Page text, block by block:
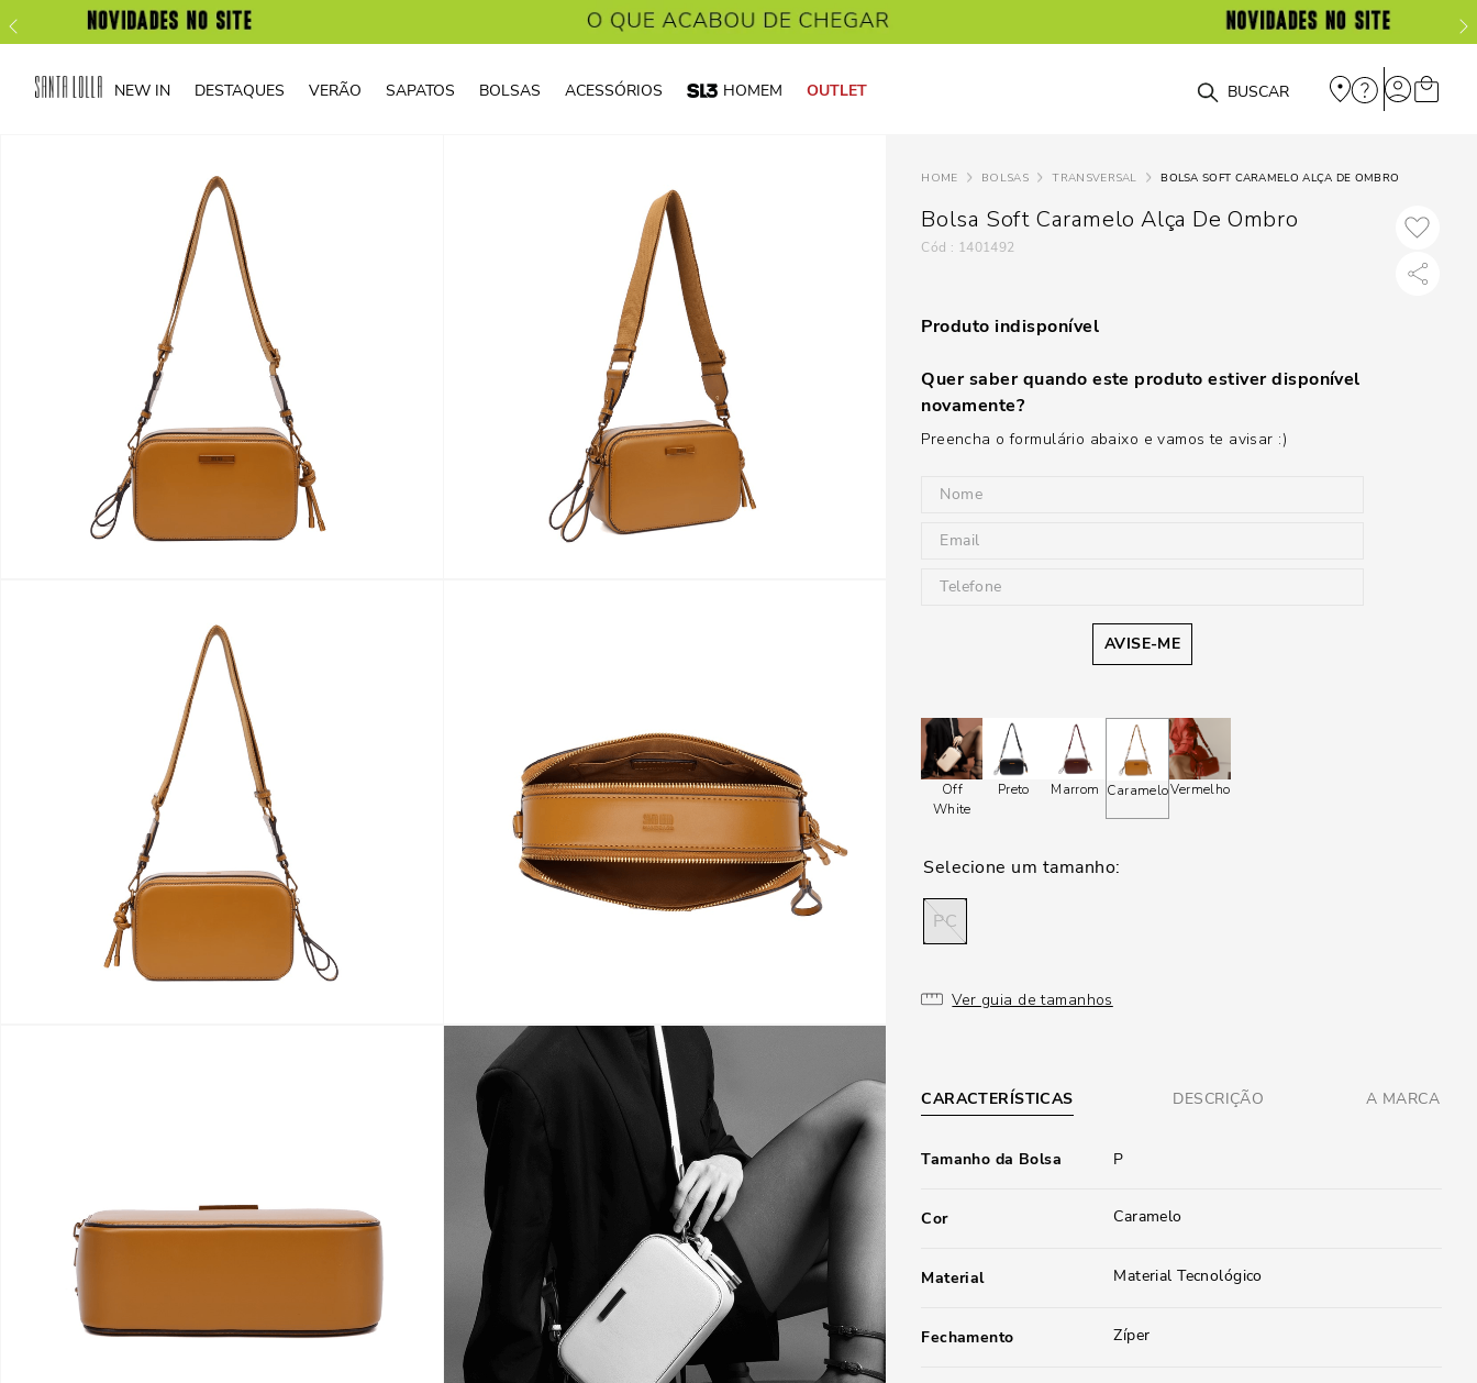
NEW IN DESTAQUES VERÃO SAPATOS BOLSAS ACESSÓRIOS HOMEM OUTLET O que você está procurando?
BOLSAS TRANSVERSAL BOLSA SOFT CARAMELO ALÇA DE OMBRO
Bolsa Soft Caramelo Alça De Ombro
: 1401492
Produto indisponível
Quer saber quando este produto estiver disponível
novamente?
Preencha o formulário abaixo e vamos te avisar :)
AVISE-ME
Off
White
Preto Marrom CarameloVermelho
PC
Ver guia de tamanhos
CARACTERÍSTICAS DESCRIÇÃO A MARCA
Tamanho da Bolsa P
Cor Caramelo
Material Material Tecnológico
Fechamento Zíper